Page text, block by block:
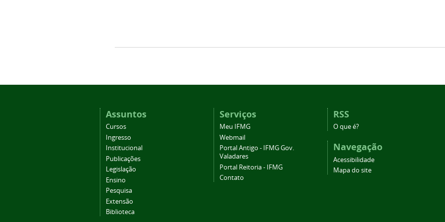
Assuntos
Cursos
Ingresso
Institucional
Publicações
Legislação
Ensino
Pesquisa
Extensão
Biblioteca
Serviços
Meu IFMG
Webmail
Portal Antigo - IFMG Gov.
Valadares
Portal Reitoria - IFMG
Contato
RSS
O que é?
Navegação
Acessibilidade
Mapa do site